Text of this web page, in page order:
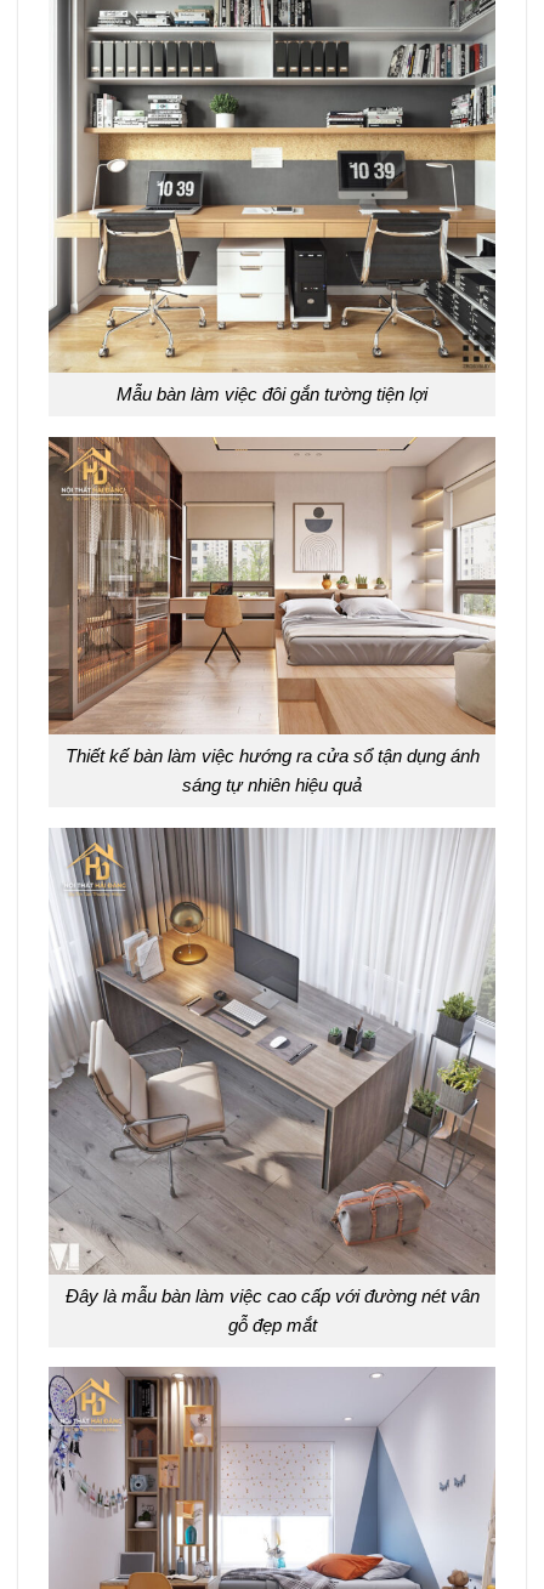
Mẫu bàn làm việc đôi gắn tường tiện lợi
Thiết kế bàn làm việc hướng ra cửa sổ tận dụng ánh
sáng tự nhiên hiệu quả
Đây là mẫu bàn làm việc cao cấp với đường nét vân
gỗ đẹp mắt